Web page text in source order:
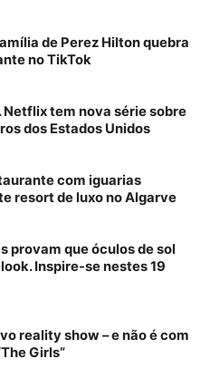
de Perez Hilton quebra
no TikTok
Netflix tem nova série sobre
dos Estados Unidos
com iguarias
resort de luxo no Algarve
provam que óculos de sol
Inspire-se nestes 19
reality show – e não é com
Girls”